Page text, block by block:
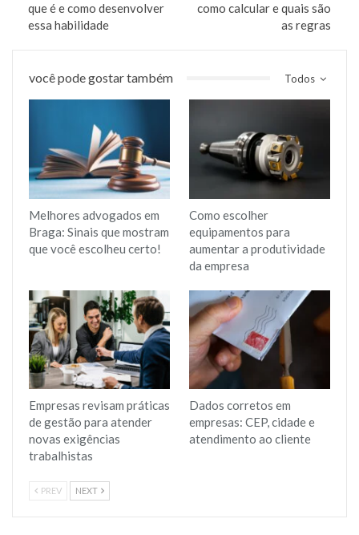
que é e como desenvolver
essa habilidade
como calcular e quais são
as regras
Todos
você pode gostar também
Melhores advogados em
Braga: Sinais que mostram
que você escolheu certo!
Como escolher
equipamentos para
aumentar a produtividade
da empresa
Empresas revisam práticas
de gestão para atender
novas exigências
trabalhistas
Dados corretos em
empresas: CEP, cidade e
atendimento ao cliente
PREV NEXT